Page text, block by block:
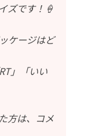
ズです！🍦​
ケージはど
」「いい
方は、コメ